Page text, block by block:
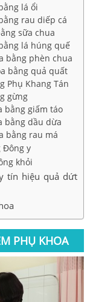
lá ổi
rau diếp cá
sữa chua
lá húng quế
bằng phèn chua
bằng quả quất
Phụ Khang Tán
gừng
bằng giấm táo
bằng dầu dừa
bằng rau má
Đông y
khỏi
tín hiệu quả dứt
PHỤ KHOA